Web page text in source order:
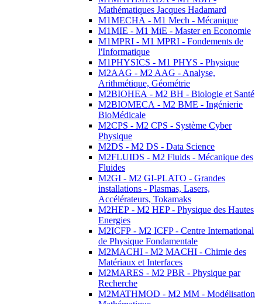
Mathématiques Jacques Hadamard
M1MECHA - M1 Mech - Mécanique
M1MIE - M1 MiE - Master en Economie
M1MPRI - M1 MPRI - Fondements de
l'Informatique
M1PHYSICS - M1 PHYS - Physique
M2AAG - M2 AAG - Analyse,
Arithmétique, Géométrie
M2BIOHEA - M2 BH - Biologie et Santé
M2BIOMECA - M2 BME - Ingénierie
BioMédicale
M2CPS - M2 CPS - Système Cyber
Physique
M2DS - M2 DS - Data Science
M2FLUIDS - M2 Fluids - Mécanique des
Fluides
M2GI - M2 GI-PLATO - Grandes
installations - Plasmas, Lasers,
Accélérateurs, Tokamaks
M2HEP - M2 HEP - Physique des Hautes
Energies
M2ICFP - M2 ICFP - Centre International
de Physique Fondamentale
M2MACHI - M2 MACHI - Chimie des
Matériaux et Interfaces
M2MARES - M2 PBR - Physique par
Recherche
M2MATHMOD - M2 MM - Modélisation